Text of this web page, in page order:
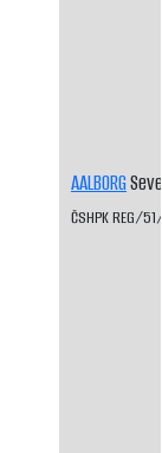
AALBORG
ČSHPK REG/